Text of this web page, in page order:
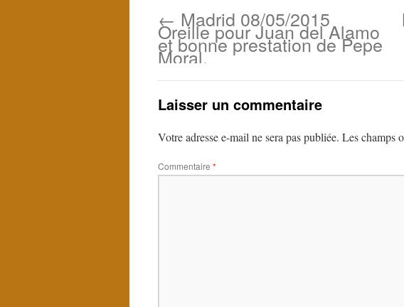
← Madrid 08/05/2015
Oreille pour Juan del Alamo
et bonne prestation de Pepe
Moral.
Laisser un commentaire
Votre adresse e-mail ne sera pas publiée. Les champs
Commentaire *